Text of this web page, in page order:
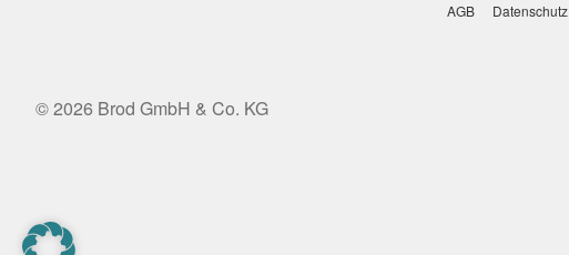
AGB Datenschutz
© 2026 Brod GmbH & Co. KG